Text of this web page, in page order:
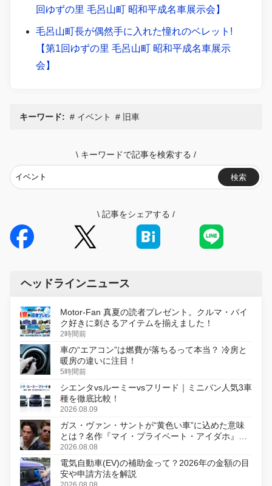
回ゆずの里 毛呂山町 昭和平成名車展示会】
毛呂山町長が偶然手に入れた憧れのベレット!
【第1回ゆずの里 毛呂山町 昭和平成名車展示
会】
キーワード: イベント 旧車
\ キーワードで記事を検索する /
検索
\ 記事をシェアする /
ヘッドラインニュース
Motor-Fan 真夏の読者プレゼント。クルマ・バイ
ク好きに刺さるアイテムを揃えました！
2時間前
車の“エアコン”は燃費が落ちるって本当？ 冷房と
暖房の違いに注目！
5時間前
シエンタvsルーミーvsフリード｜ミニバン人気3車
種を徹底比較！
2026.08.09
ガス・ヴァン・サントが“黄色い車”に込めた意味
とは？名作『マイ・プライベート・アイダホ』が
初のデジタルリマスター版で復活
2026.08.08
電気自動車(EV)の補助金って？2026年の金額の目
安や申請方法を解説